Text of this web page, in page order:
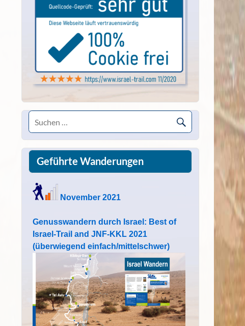
Geführte Wanderungen
November 2021
Genusswandern durch Israel: Best of
Israel-Trail and JNF-KKL 2021
(überwiegend einfach/mittelschwer)